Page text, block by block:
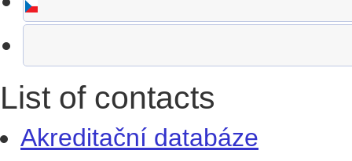
List of contacts
Akreditační databáze